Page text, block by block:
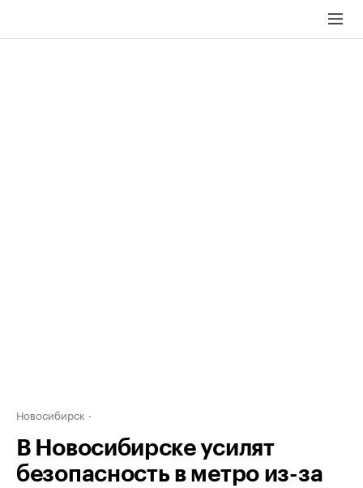
Новосибирск
В Новосибирске усилят
безопасность в метро из-за